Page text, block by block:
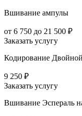
Вшивание ампулы
от 6 750 до 21 500 ₽
Заказать услугу
Кодирование
9 250 ₽
Заказать услугу
Вшивание Эспераль